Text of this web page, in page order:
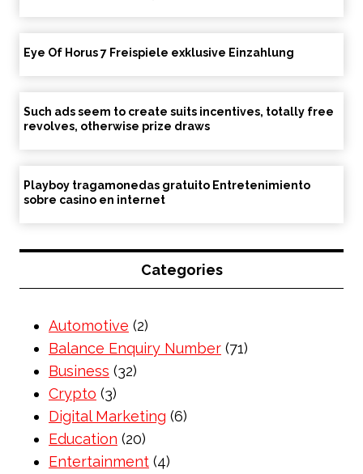
Eye Of Horus 7 Freispiele exklusive Einzahlung
Such ads seem to create suits incentives, totally free
revolves, otherwise prize draws
Playboy tragamonedas gratuito Entretenimiento
sobre casino en internet
Categories
Automotive (2)
Balance Enquiry Number (71)
Business (32)
Crypto (3)
Digital Marketing (6)
Education (20)
Entertainment (4)